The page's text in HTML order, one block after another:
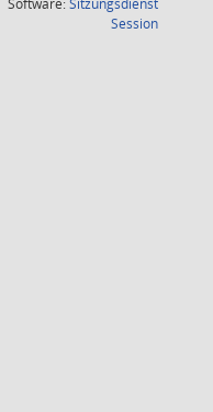
Software:Sitzungsdienst
Session(Wird in